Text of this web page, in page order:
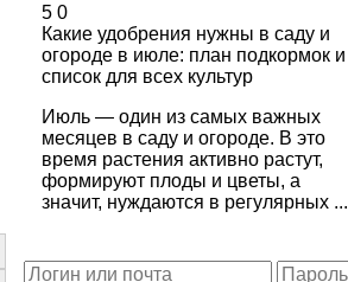
5 0
Какие удобрения нужны в саду и
огороде в июле: план подкормок и
список для всех культур
Июль — один из самых важных
месяцев в саду и огороде. В это
время растения активно растут,
формируют плоды и цветы, а
значит, нуждаются в регулярных ...